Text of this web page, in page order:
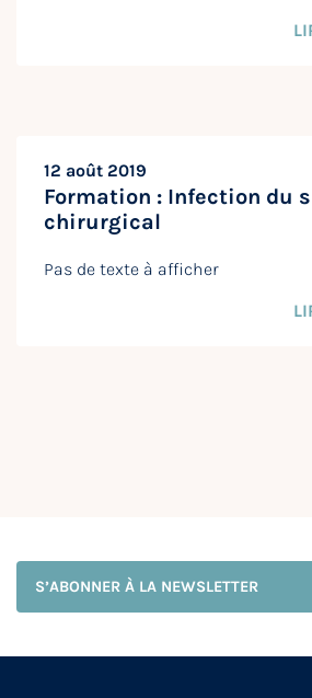
12 août 2019
Formation : Infection du
chirurgical
Pas de texte à afficher
S’ABONNER À LA NEWSLETTER